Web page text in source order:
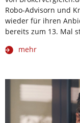
Robo-Advisorn und
wieder für ihren
bereits zum 13. Mal
mehr